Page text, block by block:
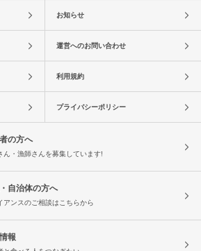
お知らせ
運営へのお問い合わせ
利用規約
プライバシーポリシー
の方へ
ん・漁師さんを募集しています!
自治体の方へ
アンスのご相談はこちらから
報